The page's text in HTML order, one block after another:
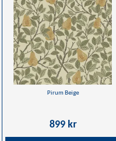
Pirum Beige
899 kr